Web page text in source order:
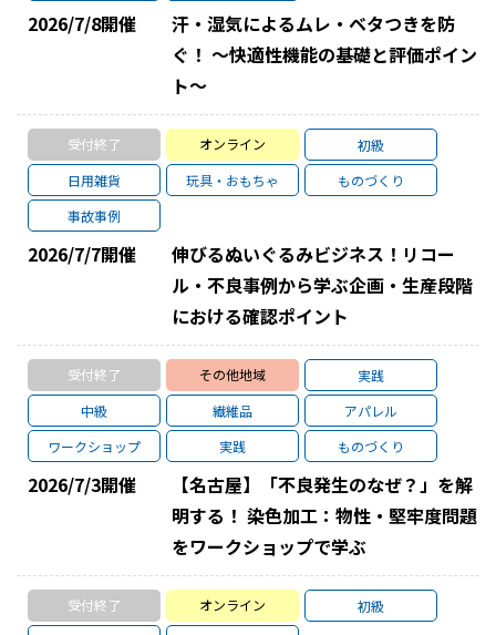
2026/7/8開催
汗・湿気によるムレ・ベタつきを防
ぐ！ 〜快適性機能の基礎と評価ポイン
ト〜
受付終了 オンライン
初級
日用雑貨
玩具・おもちゃ
ものづくり
事故事例
2026/7/7開催
伸びるぬいぐるみビジネス！リコー
ル・不良事例から学ぶ企画・生産段階
における確認ポイント
受付終了 その他地域
実践
中級
繊維品
アパレル
ワークショップ
実践 ものづくり
2026/7/3開催
【名古屋】「不良発生のなぜ？」を解
明する！ 染色加工：物性・堅牢度問題
をワークショップで学ぶ
受付終了 オンライン
初級